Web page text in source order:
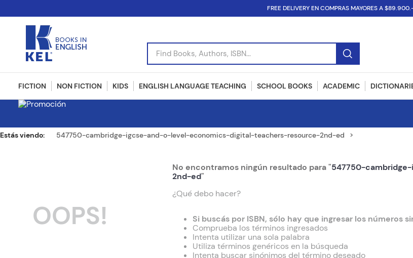
FREE DELIVERY EN COMPRAS MAYORES A
Find Books, Authors, ISBN...
FICTION NON FICTION KIDS ENGLISH LANGUAGE TEACHING SCHOOL BOOKS ACADEMIC
547750-cambridge-igcse-and-o-level-economics-digital-teachers-resource-2nd-ed
OOPS!
No encontramos ningún resultado para "547750-
2nd-ed"
¿Qué debo hacer?
Comprueba los términos ingresados
Intenta utilizar una sola palabra
Utiliza términos genéricos en la búsqueda
Intenta buscar sinónimos del término deseado